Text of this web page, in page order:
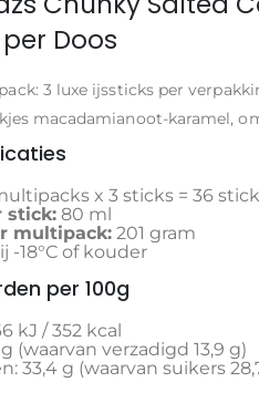
per Doos
3 luxe ijssticks per
macadamianoot-karamel,
x 3 sticks = 36
stick: 80 ml
multipack: 201 gram
-18°C of kouder
per 100g
kJ / 352 kcal
(waarvan verzadigd 13,9 g)
33,4 g (waarvan suikers